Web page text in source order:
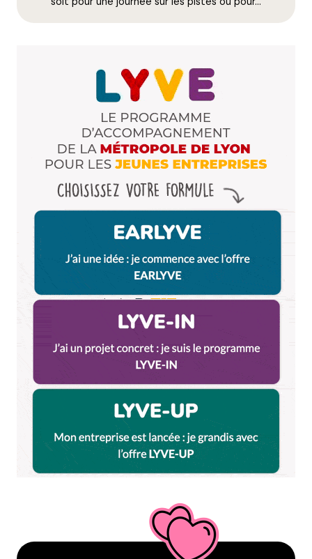
Enregistrer mon nom, mon e-mail et mon site dans le
navigateur pour mon prochain commentaire.